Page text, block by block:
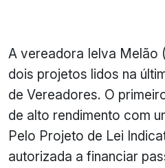
A vereadora Ielva Melão (
dois projetos lidos na
de Vereadores. O
de alto rendimento com
Pelo Projeto de Lei
autorizada a financiar